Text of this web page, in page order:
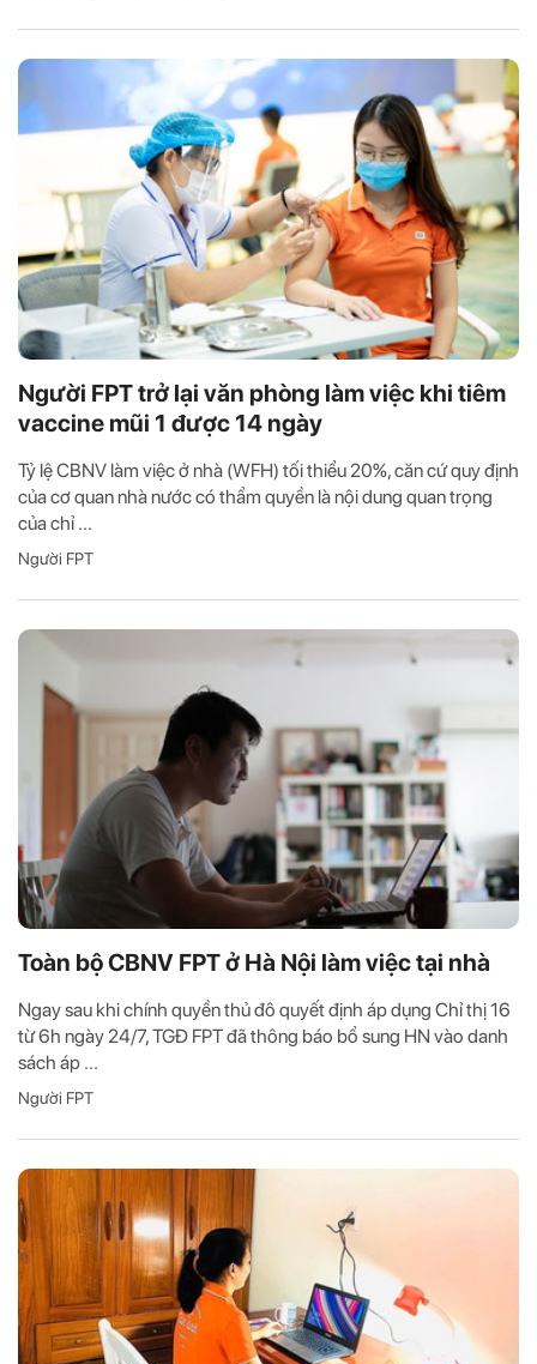
Người FPT trở lại văn phòng làm việc khi tiêm
vaccine mũi 1 được 14 ngày
Tỷ lệ CBNV làm việc ở nhà (WFH) tối thiểu 20%, căn cứ quy định
của cơ quan nhà nước có thẩm quyền là nội dung quan trọng
của chỉ ...
Người FPT
Toàn bộ CBNV FPT ở Hà Nội làm việc tại nhà
Ngay sau khi chính quyền thủ đô quyết định áp dụng Chỉ thị 16
từ 6h ngày 24/7, TGĐ FPT đã thông báo bổ sung HN vào danh
sách áp ...
Người FPT